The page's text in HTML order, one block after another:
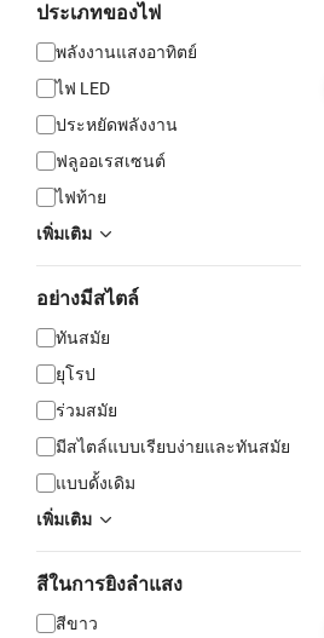
ประเภทของไฟ
พลังงานแสงอาทิตย์
ไฟ LED
ประหยัดพลังงาน
ฟลูออเรสเซนต์
ไฟท้าย
เพิ่มเติม
อย่างมีสไตล์
ทันสมัย
ยุโรป
ร่วมสมัย
มีสไตล์แบบเรียบง่ายและทันสมัย
แบบดั้งเดิม
เพิ่มเติม
สีในการยิงลำแสง
สีขาว